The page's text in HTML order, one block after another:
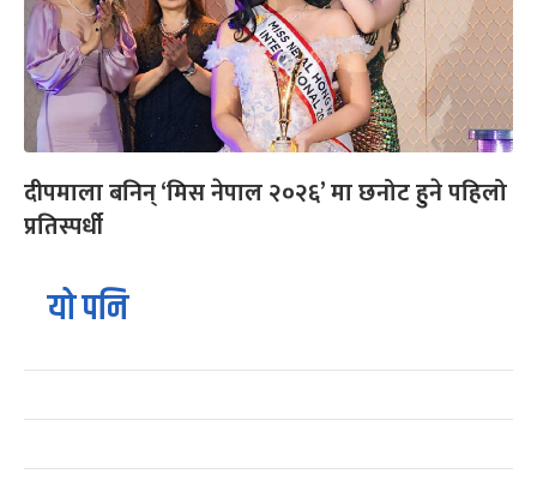
दीपमाला बनिन् ‘मिस नेपाल २०२६’ मा छनोट हुने पहिलो
प्रतिस्पर्धी
यो पनि